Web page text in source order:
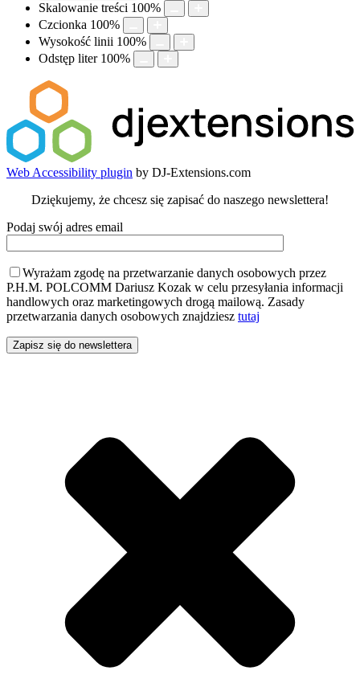
Skalowanie treści 100%
Czcionka 100%
Wysokość linii 100%
Odstęp liter 100%
Web Accessibility plugin by DJ-Extensions.com
Dziękujemy, że chcesz się zapisać do naszego newslettera!
Podaj swój adres email
Wyrażam zgodę na przetwarzanie danych osobowych przez
P.H.M. POLCOMM Dariusz Kozak w celu przesyłania informacji
handlowych oraz marketingowych drogą mailową. Zasady
przetwarzania danych osobowych znajdziesz tutaj